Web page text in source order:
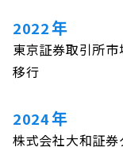
2022年
東京証券取引所市
移行
2024年
株式会社大和証